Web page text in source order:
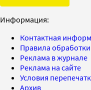
Информация:
Контактная
Правила обработки
Реклама в журнале
Реклама на сайте
Условия
Архив